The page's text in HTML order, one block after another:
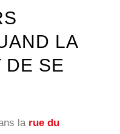
LA
DE SE
la rue du